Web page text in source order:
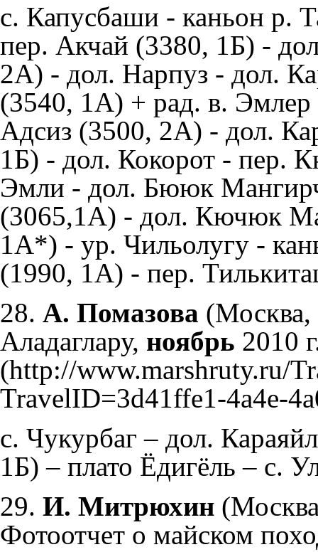
с. Капусбаши - каньон р.
пер. Акчай (3380, 1Б) -
2А) - дол. Нарпуз - дол.
(3540, 1А) + рад. в. Эмлер
Адсиз (3500, 2А) - дол.
1Б) - дол. Кокорот - пер.
Эмли - дол. Бююк
(3065,1А) - дол. Кючюк
1А*) - ур. Чильолугу -
(1990, 1А) - пер.
28. А. Помазова
Аладаглару, ноябрь 2010
с. Чукурбаг – дол.
1Б) – плато Ёдигёль – с.
29. И. Митрюхин
Фотоотчет о майском